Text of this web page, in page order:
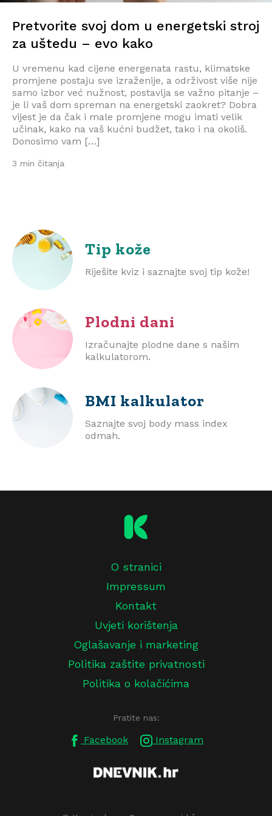
Pretvorite svoj dom u energetski stroj
za uštedu – evo kako
U vremenu kad cijene energenata rastu, klimatske
promjene postaju sve izraženije, a održivost više nije
samo izbor već nužnost, postavlja se važno pitanje –
je li vaš dom spreman na energetski zaokret? Dobra
vijest je da čak i male promjene mogu imati velik
učinak, kako na vaš kućni budžet, tako i na okoliš.
Donosimo vam […]
3 min čitanja
Tip kože
Riješite kviz i saznajte svoj tip kože!
Plodni dani
Izračunajte plodne dane s našim
kalkulatorom.
BMI kalkulator
Saznajte svoj body mass index
odmah.
O stranici
Impressum
Kontakt
Uvjeti korištenja
Oglašavanje i marketing
Politika zaštite privatnosti
Politika o kolačićima
Pratite nas:
Facebook Instagram